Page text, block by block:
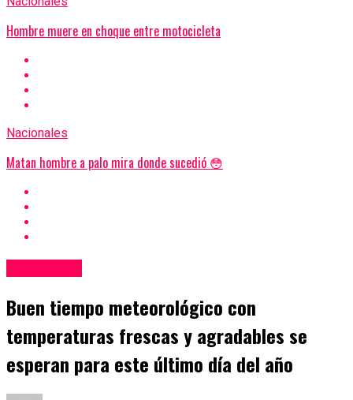
Hombre muere en choque entre motocicleta
Nacionales
Matan hombre a palo mira donde sucedió 😳
Buen tiempo meteorológico con
temperaturas frescas y agradables se
esperan para este último día del año